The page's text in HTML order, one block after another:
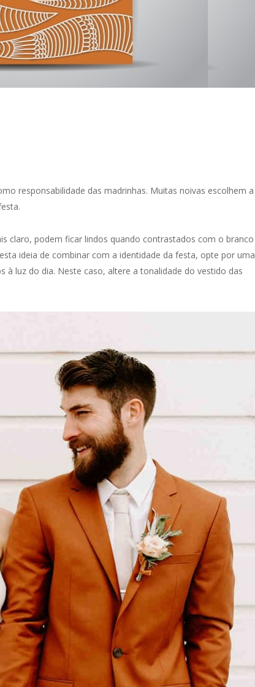
responsabilidade das madrinhas. Muitas noivas escolhem a
claro, podem ficar lindos quando contrastados com o branco
ideia de combinar com a identidade da festa, opte por uma
luz do dia. Neste caso, altere a tonalidade do vestido das